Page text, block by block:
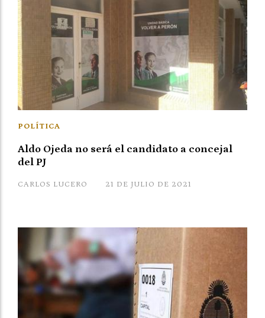
Aldo Ojeda no será el candidato a concejal
del PJ
CARLOS LUCERO
POLÍTICA
21 DE JULIO DE 2021